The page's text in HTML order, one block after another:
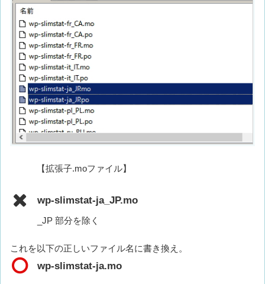
【拡張子.moファイル】
wp-slimstat-ja_JP.mo
_JP 部分を除く
これを以下の正しいファイル名に書き換え。
wp-slimstat-ja.mo